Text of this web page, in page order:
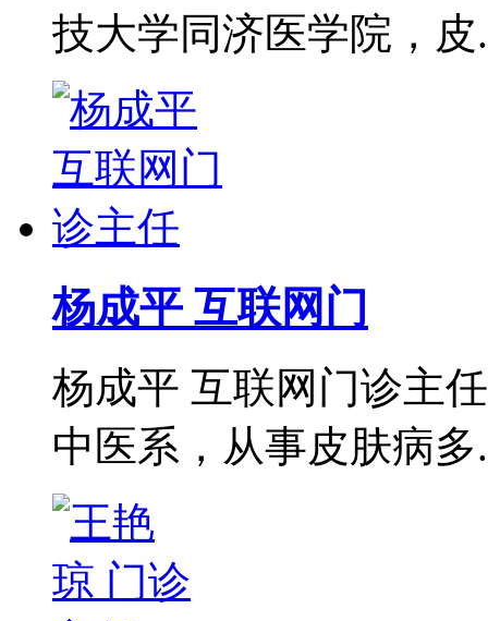
技大学同济医学院，皮
杨成平 互联网门
杨成平 互联网门诊主
中医系，从事皮肤病多